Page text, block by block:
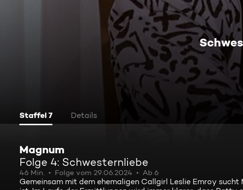
Staffel 7 Details
Magnum
Folge 4: Schwesternliebe
46 Min. Folge vom 29.06.2024 Ab 6
Gemeinsam mit dem ehemaligen Callgirl Leslie Emroy